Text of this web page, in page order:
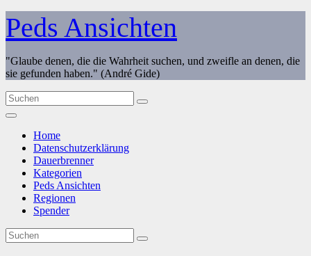
Zum
Inhalt
springen
Peds Ansichten
"Glaube denen, die die Wahrheit suchen, und zweifle an denen, die
sie gefunden haben." (André Gide)
Home
Datenschutzerklärung
Dauerbrenner
Kategorien
Peds Ansichten
Regionen
Spender